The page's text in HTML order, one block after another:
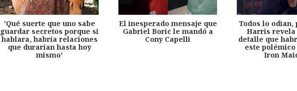
'Qué suerte que uno sabe
guardar secretos porque si
hablara, habría relaciones
que durarían hasta hoy
mismo'
El inesperado mensaje que
Gabriel Boric le mandó a
Cony Capelli
Todos lo odian,
Harris revela
detalle que
este
Iron